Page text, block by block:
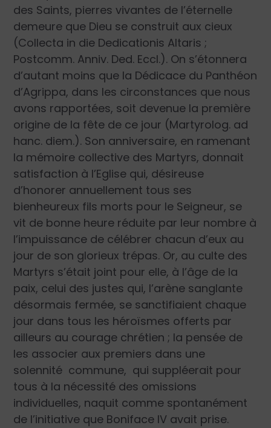
des Saints, pierres vivantes de l’éternelle
demeure que Dieu se construit aux cieux
(Collecta in die Dedicationis Altaris ;
Postcomm. Anniv. Ded. Eccl.). On s’étonnera
d’autant moins que la Dédicace du Panthéon
d’Agrippa, dans les circonstances que nous
avons rapportées, soit devenue la première
origine de la fête de ce jour (Martyrolog. ad
hanc. diem.). Son anniversaire, en ramenant
la mémoire collective des Martyrs, donnait
satisfaction à l’Eglise qui, désireuse
d’honorer annuellement tous ses
bienheureux fils morts pour le Seigneur, se
vit de bonne heure réduite par leur nombre à
l’impuissance de célébrer chacun d’eux au
jour de son glorieux trépas. Or, au culte des
Martyrs s’était joint pour elle, à l’âge de la
paix, celui des justes qui, l’arène sanglante
désormais fermée, se sanctifiaient chaque
jour dans tous les héroïsmes offerts par
ailleurs au courage chrétien ; la pensée de
les associer aux premiers dans une
solennité commune, qui suppléerait pour
tous à la nécessité des omissions
individuelles, naquit comme spontanément
de l’initiative que Boniface IV avait prise.